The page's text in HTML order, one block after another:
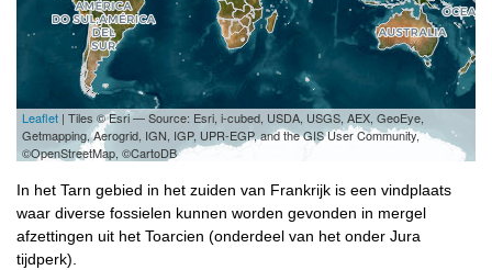
Leaflet | Tiles © Esri — Source: Esri, i-cubed, USDA, USGS, AEX, GeoEye,
Getmapping, Aerogrid, IGN, IGP, UPR-EGP, and the GIS User Community,
©OpenStreetMap, ©CartoDB
In het Tarn gebied in het zuiden van Frankrijk is een vindplaats
waar diverse fossielen kunnen worden gevonden in mergel
afzettingen uit het Toarcien (onderdeel van het onder Jura
tijdperk).